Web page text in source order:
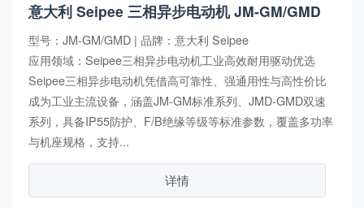
意大利 Seipee 三相异步电动机 JM-GM/GMD
型号：JM-GM/GMD | 品牌：意大利 Seipee
应用领域：Seipee三相异步电动机工业高效耐用驱动优选
Seipee三相异步电动机凭借高可靠性、强通用性与高性价比
成为工业主流设备，涵盖JM-GM标准系列、JMD-GMD双速
系列，具备IP55防护、F/B绝缘等级等标准参数，覆盖多功率
与机座规格，支持...
详情